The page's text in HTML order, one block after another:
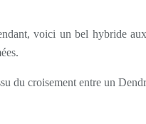
voici un bel hybride
du croisement entre un